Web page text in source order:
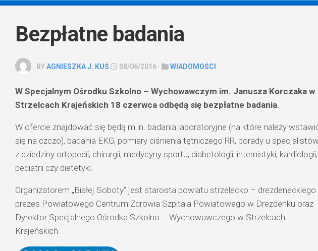
Bezpłatne badania
BYAGNIESZKA J. KUŚ 08/06/2016 · WIADOMOŚCI
W Specjalnym Ośrodku Szkolno – Wychowawczym im. Janusza Korczaka w
Strzelcach Krajeńskich 18 czerwca odbędą się bezpłatne badania.
W ofercie znajdować się będą m.in. badania laboratoryjne (na które należy
się na czczo), badania EKG, pomiary ciśnienia tętniczego RR, porady u specjalistów
z dziedziny ortopedii, chirurgii, medycyny sportu, diabetologii, internistyki, kardiologii,
pediatrii czy dietetyki.
Organizatorem „Białej Soboty” jest starosta powiatu strzelecko – drezdeneckiego
prezes Powiatowego Centrum Zdrowia Szpitala Powiatowego w Drezdenku oraz
Dyrektor Specjalnego Ośrodka Szkolno – Wychowawczego w Strzelcach
Krajeńskich.